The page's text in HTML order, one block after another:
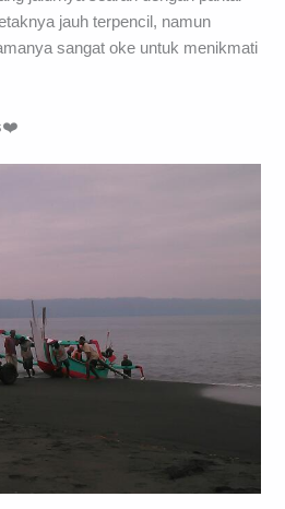
jauh terpencil, namun
sangat oke untuk menikmati